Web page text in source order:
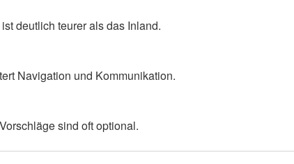
deutlich teurer als das Inland.
Navigation und Kommunikation.
sind oft optional.